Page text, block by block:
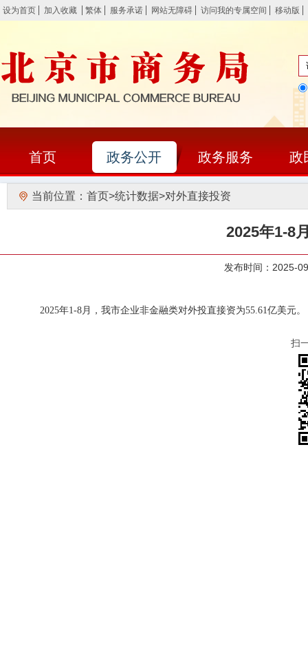
设为首页 加入收藏 繁体 服务承诺 网站无障碍 访问我的专属空间 移动版
首页 政务公开 政务服务 政
当前位置： 首页>统计数据>对外直接投资
2025年1-8
发布时间：
2025年1-8月，我市企业非金融类对外投直接资为55.61亿美元。
扫